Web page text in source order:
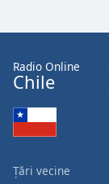
Radio Online
Chile
Țări vecine